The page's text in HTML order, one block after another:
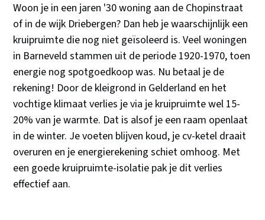
Woon je in een jaren '30 woning aan de Chopinstraat
of in de wijk Driebergen? Dan heb je waarschijnlijk een
kruipruimte die nog niet geïsoleerd is. Veel woningen
in Barneveld stammen uit de periode 1920-1970, toen
energie nog spotgoedkoop was. Nu betaal je de
rekening! Door de kleigrond in Gelderland en het
vochtige klimaat verlies je via je kruipruimte wel 15-
20% van je warmte. Dat is alsof je een raam openlaat
in de winter. Je voeten blijven koud, je cv-ketel draait
overuren en je energierekening schiet omhoog. Met
een goede kruipruimte-isolatie pak je dit verlies
effectief aan.